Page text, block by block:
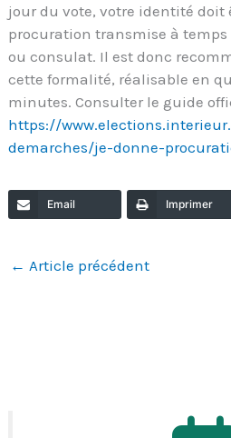
jour du vote, votre identité doit
procuration transmise à
ou consulat. Il est donc
cette formalité, réalisable en
minutes. Consulter le guide
https://
demarches/je-donne-
Email Imprimer
← Article précédent